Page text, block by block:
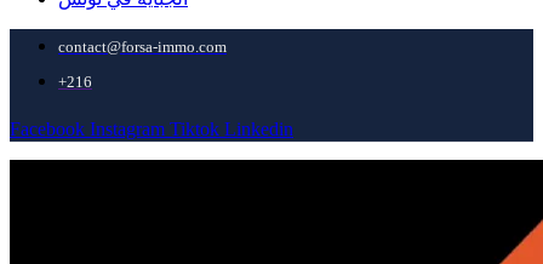
contact@forsa-immo.com
+216
Facebook Instagram Tiktok Linkedin